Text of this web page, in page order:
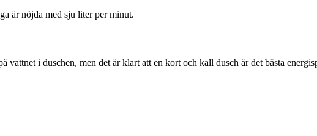
är nöjda med sju liter per minut.
vattnet i duschen, men det är klart att en kort och kall dusch är det bästa